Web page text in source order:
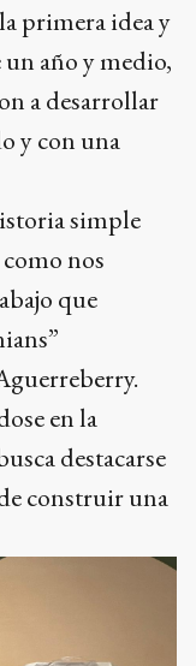
primera idea y
año y medio,
a desarrollar
y con una
simple
nos
que
en la
destacarse
construir una